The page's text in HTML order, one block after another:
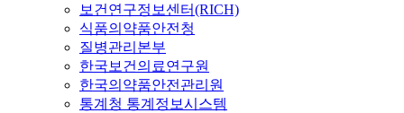
보건연구정보센터(RICH)
식품의약품안전청
질병관리본부
한국보건의료연구원
한국의약품안전관리원
통계청 통계정보시스템